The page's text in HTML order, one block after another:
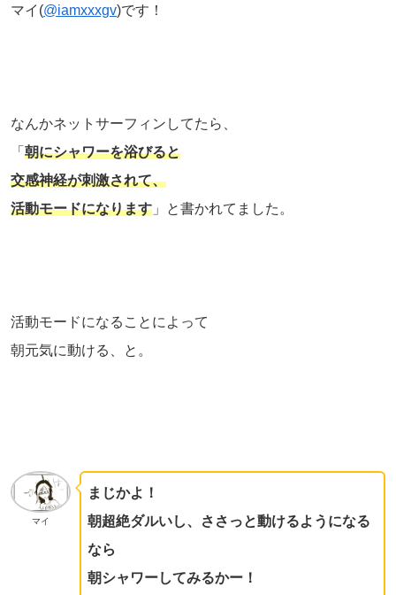
マイ(@iamxxxgv)です！
なんかネットサーフィンしてたら、
「 朝にシャワーを浴びると
交感神経が刺激されて、
活動モードになります 」と書かれてました。
活動モードになることによって
朝元気に動ける、と。
マイ
まじかよ！
朝超絶ダルいし、ささっと動けるようになる
なら
朝シャワーしてみるかー！